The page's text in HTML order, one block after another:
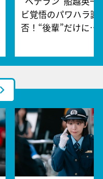
ビ覚悟のパワハラ謝
否！“後輩”だけに…